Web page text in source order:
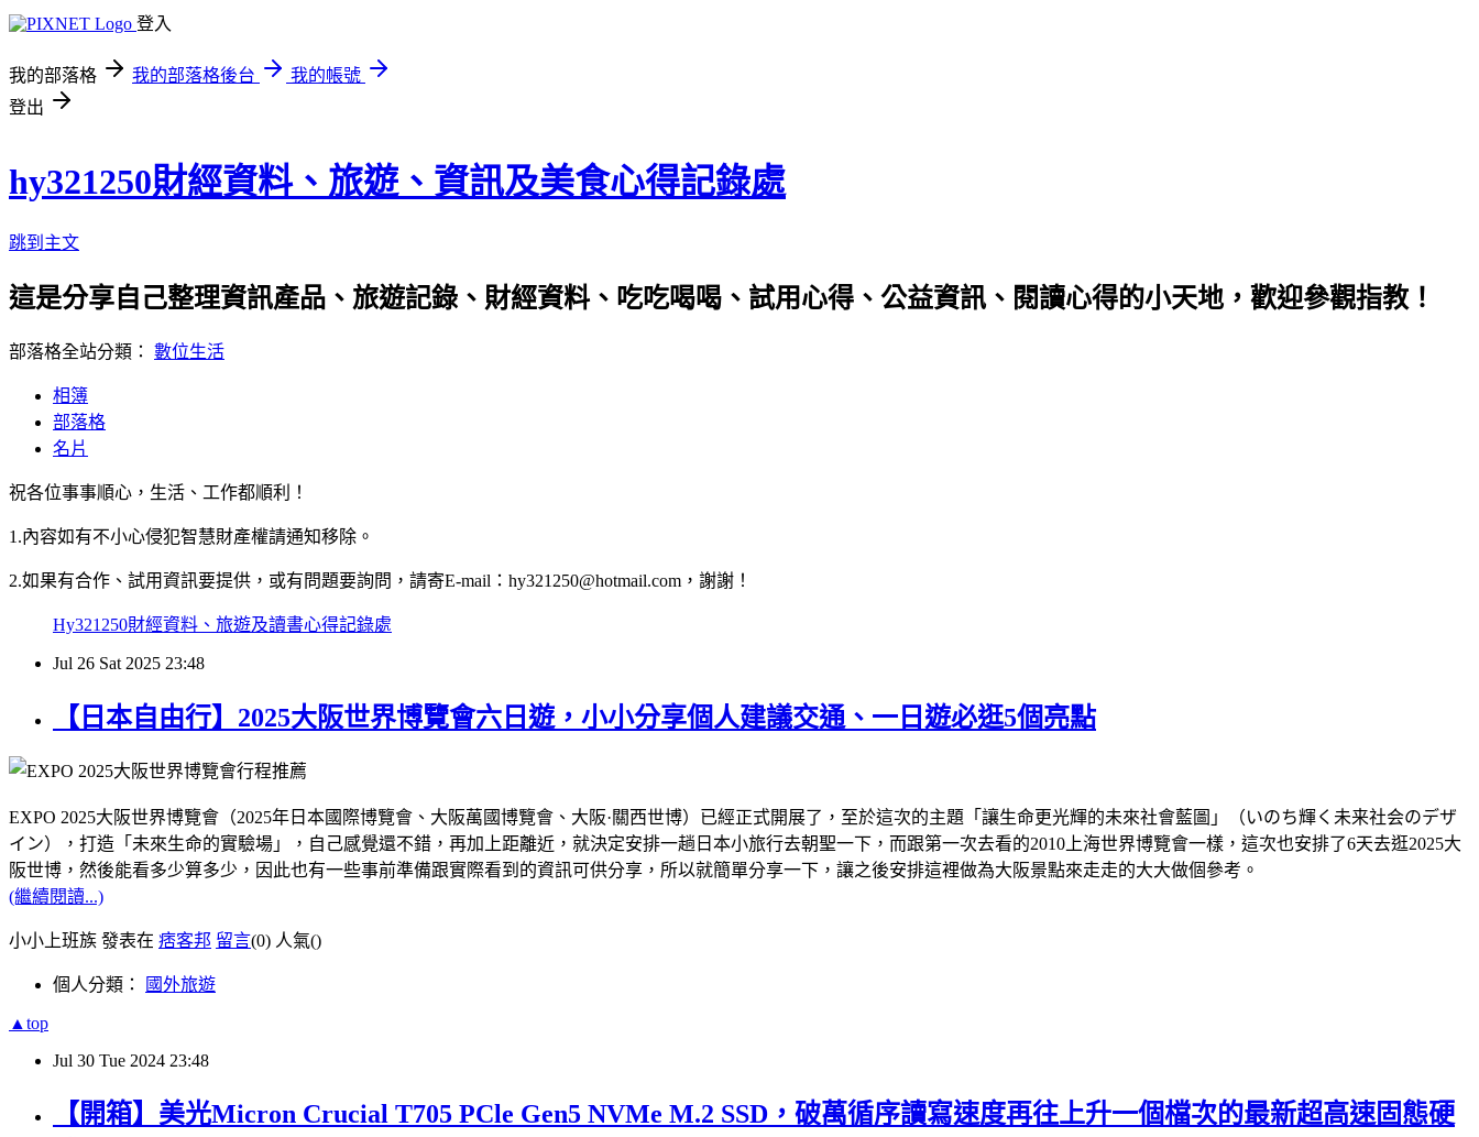
登入
我的部落格 我的部落格後台
我的帳號
登出
hy321250財經資料、旅遊、資訊及美食心得記錄處
跳到主文
這是分享自己整理資訊產品、旅遊記錄、財經資料、吃吃喝喝、試用心得、公益資訊、閱讀心得的小天地，歡迎參觀指教！
部落格全站分類： 數位生活
相簿
部落格
名片
祝各位事事順心，生活、工作都順利！
1.內容如有不小心侵犯智慧財產權請通知移除。
2.如果有合作、試用資訊要提供，或有問題要詢問，請寄E-mail：hy321250@hotmail.com，謝謝！
Hy321250財經資料、旅遊及讀書心得記錄處
Jul 26 Sat 2025 23:48
【日本自由行】2025大阪世界博覽會六日遊，小小分享個人建議交通、一日遊必逛5個亮點
EXPO 2025大阪世界博覽會（2025年日本國際博覽會、大阪萬國博覽會、大阪·關西世博）已經正式開展了，至於這次的主題「讓生命更光輝的未來社會藍圖」（いのち輝く未来社会のデザ
イン），打造「未來生命的實驗場」，自己感覺還不錯，再加上距離近，就決定安排一趟日本小旅行去朝聖一下，而跟第一次去看的2010上海世界博覽會一樣，這次也安排了6天去逛2025大
阪世博，然後能看多少算多少，因此也有一些事前準備跟實際看到的資訊可供分享，所以就簡單分享一下，讓之後安排這裡做為大阪景點來走走的大大做個參考。
(繼續閱讀...)
小小上班族 發表在 痞客邦 留言(0) 人氣()
個人分類： 國外旅遊
▲top
Jul 30 Tue 2024 23:48
【開箱】美光Micron Crucial T705 PCle Gen5 NVMe M.2 SSD，破萬循序讀寫速度再往上升一個檔次的最新超高速固態硬